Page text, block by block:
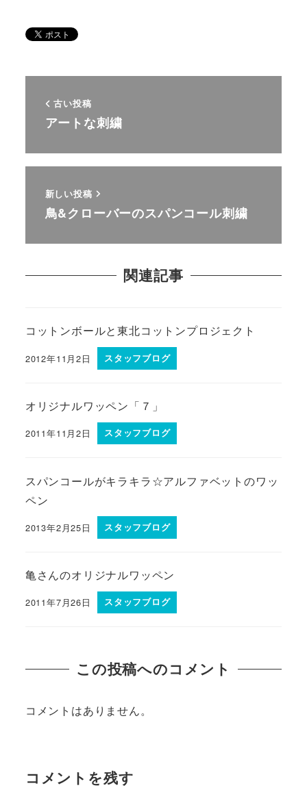
古い投稿
アートな刺繍
新しい投稿
鳥&クローバーのスパンコール刺繍
関連記事
コットンボールと東北コットンプロジェクト
2012年11月2日 スタッフブログ
オリジナルワッペン「７」
2011年11月2日 スタッフブログ
スパンコールがキラキラ☆アルファベットのワッ
ペン
2013年2月25日 スタッフブログ
亀さんのオリジナルワッペン
2011年7月26日 スタッフブログ
この投稿へのコメント
コメントはありません。
コメントを残す